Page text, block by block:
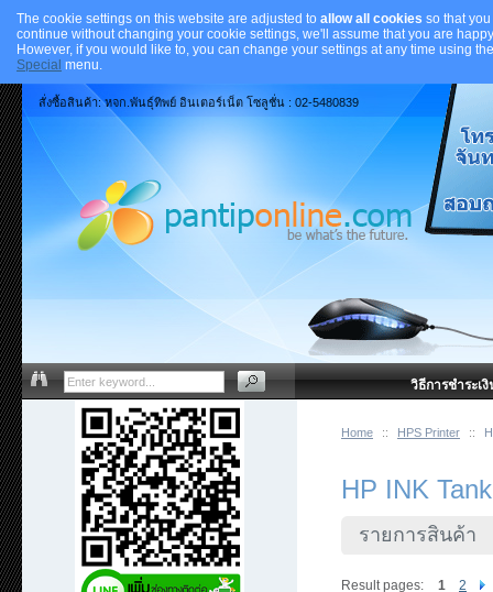
The cookie settings on this website are adjusted to allow all cookies so that
continue without changing your cookie settings, we'll assume that you are
However, if you would like to, you can change your settings at any time using
Special menu.
Home :: HPS Printer ::
HP INK Tank
รายการสินค้า
Result pages: 1 2
สั่งซื้อสินค้า: หจก.พันธุ์ทิพย์ อินเตอร์เน็ต โซลูชั่น : 02-5480839
วิธีการชำระเงิ